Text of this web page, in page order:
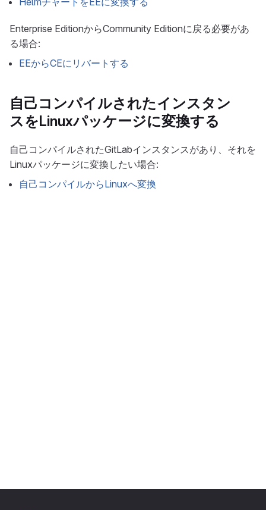
Enterprise EditionからCommunity Editionに戻る必要があ
る場合:
EEからCEにリバートする
自己コンパイルされたインスタン
スをLinuxパッケージに変換する
自己コンパイルされたGitLabインスタンスがあり、それを
Linuxパッケージに変換したい場合:
自己コンパイルからLinuxへ変換